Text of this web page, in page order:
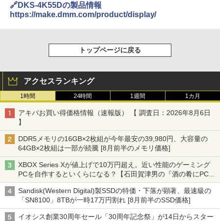
🔗DKS-4K55Dの製品情報
https://make.dmm.com/product/display/
トップページに戻る
アクセスランキング
1時間 24時間 1週間 1カ月
アキバお買い得価格情報（速報版） 【 調査日：2026年8月6日
】
DDR5メモリの16GB×2枚組が今年最安の39,980円、大容量の
64GB×2枚組は一部が続騰 [8月前半のメモリ価格]
XBOX Series Xが値上げで10万円超え。近い性能のゲーミング
PCを自作するといくらになる？【石田賀津男の『酒の肴にPCゲ
ーム』】
Sandisk(Western Digital)製SSDの特価・下落が顕著、最速級の
「SN8100」8TBが一時17万円割れ [8月前半のSSD価格]
イオシス創業30周年セール「30周年記念祭」が14日からスター